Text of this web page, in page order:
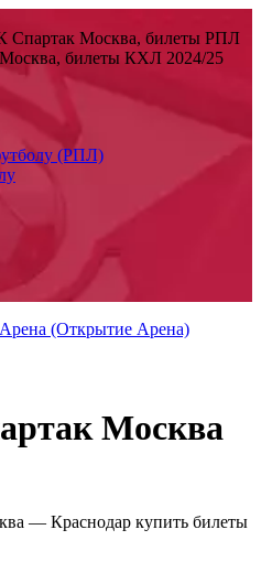
Спартак Москва, билеты РПЛ
билеты КХЛ 2024/25
(РПЛ)
(Открытие Арена)
Москва
— Краснодар купить билеты